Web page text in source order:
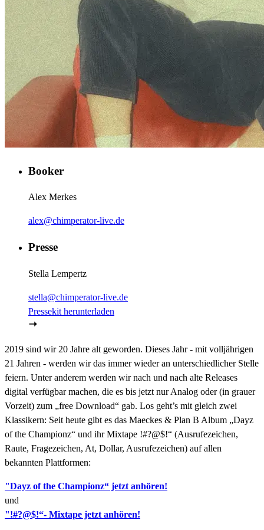
Booker
Alex Merkes
alex@chimperator-live.de
Presse
Stella Lempertz
stella@chimperator-live.de
Pressekit herunterladen
2019 sind wir 20 Jahre alt geworden. Dieses Jahr - mit volljährigen
21 Jahren - werden wir das immer wieder an unterschiedlicher Stelle
feiern. Unter anderem werden wir nach und nach alte Releases
digital verfügbar machen, die es bis jetzt nur Analog oder (in grauer
Vorzeit) zum „free Download“ gab. Los geht’s mit gleich zwei
Klassikern: Seit heute gibt es das Maeckes & Plan B Album „Dayz
of the Championz“ und ihr Mixtape !#?@$!“ (Ausrufezeichen,
Raute, Fragezeichen, At, Dollar, Ausrufezeichen) auf allen
bekannten Plattformen:
"Dayz of the Championz“ jetzt anhören!
und
"!#?@$!“- Mixtape jetzt anhören!